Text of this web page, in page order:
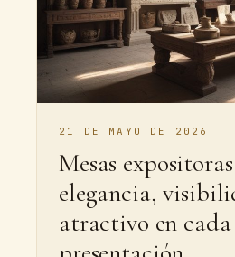
21 DE MAYO DE 2026
Mesas
elegancia,
atractivo en cada